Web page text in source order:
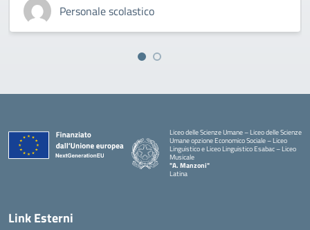
Personale scolastico
Liceo delle Scienze Umane – Liceo delle Scienze
Umane opzione Economico Sociale – Liceo
Linguistico e Liceo Linguistico Esabac – Liceo
Musicale
"A. Manzoni"
Latina
Link Esterni